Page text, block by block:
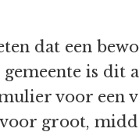
dat een
is
voor een
groot,